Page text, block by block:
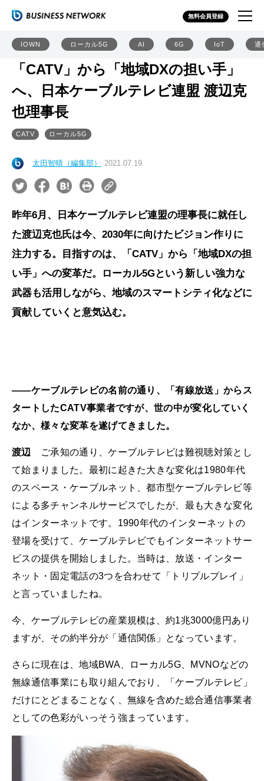
無料会員登録
IOWN ローカル5G AI 6G IoT 通
「CATV」から「地域DXの担い手」
へ、日本ケーブルテレビ連盟 渡辺克
也理事長
CATV ローカル5G
太田智晴（編集部） 2021.07.19
昨年6月、日本ケーブルテレビ連盟の理事長に就任し
た渡辺克也氏は今、2030年に向けたビジョン作りに
注力する。目指すのは、「CATV」から「地域DXの担
い手」への変革だ。ローカル5Gという新しい強力な
武器も活用しながら、地域のスマートシティ化などに
貢献していくと意気込む。
――ケーブルテレビの名前の通り、「有線放送」からス
タートしたCATV事業者ですが、世の中が変化していく
なか、様々な変革を遂げてきました。
渡辺 ご承知の通り、ケーブルテレビは難視聴対策とし
て始まりました。最初に起きた大きな変化は1980年代
のスペース・ケーブルネット、都市型ケーブルテレビ等
による多チャンネルサービスでしたが、最も大きな変化
はインターネットです。1990年代のインターネットの
登場を受けて、ケーブルテレビでもインターネットサー
ビスの提供を開始しました。当時は、放送・インター
ネット・固定電話の3つを合わせて「トリプルプレイ」
と言っていましたね。
今、ケーブルテレビの産業規模は、約1兆3000億円あり
ますが、その約半分が「通信関係」となっています。
さらに現在は、地域BWA、ローカル5G、MVNOなどの
無線通信事業にも取り組んでおり、「ケーブルテレビ」
だけにとどまることなく、無線を含めた総合通信事業者
としての色彩がいっそう強まっています。